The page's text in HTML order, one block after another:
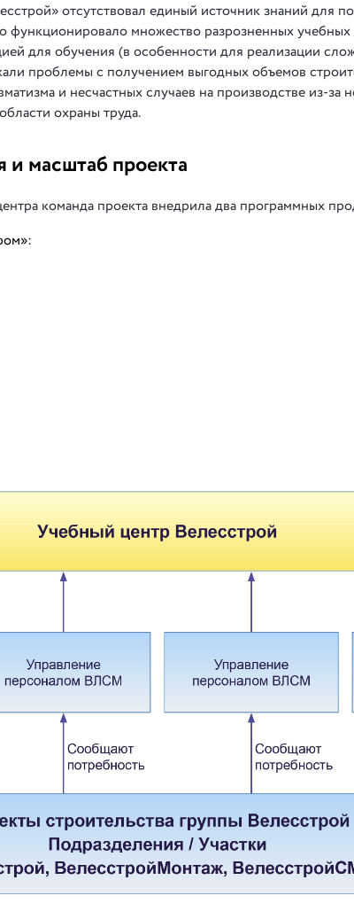
отсутствовал единый источник знаний для
функционировало множество разрозненных учебных
для обучения (в особенности для реализации
проблемы с получением выгодных объемов
и несчастных случаев на производстве из-за
охраны труда.
масштаб проекта
команда проекта внедрила два программных